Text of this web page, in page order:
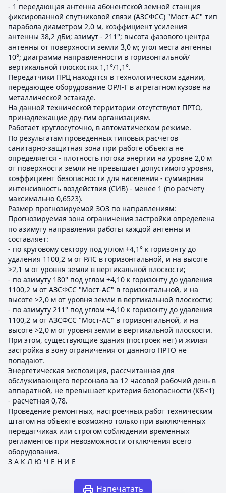
- 1 передающая антенна абонентской земной станция
фиксированной спутниковой связи (АЗСФСС) "Мост-АС" тип
парабола диаметром 2,0 м, коэффициент усиления
антенны 38,2 дБи; азимут - 211°; высота фазового центра
антенны от поверхности земли 3,0 м; угол места антенны
10°; диаграмма направленности в горизонтальной/
вертикальной плоскостях 1,1°/1,1°.
Передатчики ПРЦ находятся в технологическом здании,
передающее оборудование ОРЛ-Т в агрегатном кузове на
металлической эстакаде.
На данной технической территории отсутствуют ПРТО,
принадлежащие дру-гим организациям.
Работает круглосуточно, в автоматическом режиме.
По результатам проведенных типовых расчетов
санитарно-защитная зона при работе объекта не
определяется - плотность потока энергии на уровне 2,0 м
от поверхности земли не превышает допустимого уровня,
коэффициент безопасности для населения - суммарная
интенсивность воздействия (СИВ) - менее 1 (по расчету
максимально 0,6523).
Размер прогнозируемой ЗОЗ по направлениям:
Прогнозируемая зона ограничения застройки определена
по азимуту направления работы каждой антенны и
составляет:
- по круговому сектору под углом +4,1° к горизонту до
удаления 1100,2 м от РЛС в горизонтальной, и на высоте
>2,1 м от уровня земли в вертикальной плоскости;
- по азимуту 180° под углом +4,10 к горизонту до удаления
1100,2 м от АЗСФСС "Мост-АС" в горизонтальной, и на
высоте >2,0 м от уровня земли в вертикальной плоскости;
- по азимуту 211° под углом +4,10 к горизонту до удаления
1100,2 м от АЗСФСС "Мост-АС" в горизонтальной, и на
высоте >2,0 м от уровня земли в вертикальной плоскости.
При этом, существующие здания (построек нет) и жилая
застройка в зону ограничения от данного ПРТО не
попадают.
Энергетическая экспозиция, рассчитанная для
обслуживающего персонала за 12 часовой рабочий день в
аппаратной, не превышает критерия безопасности (КБ<1)
- расчетная 0,78.
Проведение ремонтных, настроечных работ техническим
штатом на объекте возможно только при выключенных
передатчиках или строгом соблюдении временных
регламентов при невозможности отключения всего
оборудования.
З А К Л Ю Ч Е Н И Е
Напечатать